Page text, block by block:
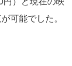
可能でした。